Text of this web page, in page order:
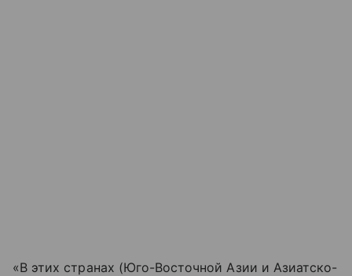
«В этих странах (Юго-Восточной Азии и Азиатско-